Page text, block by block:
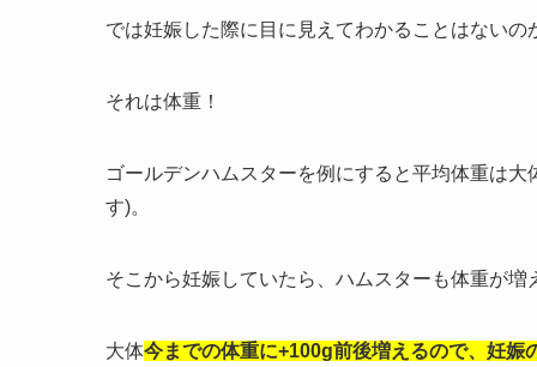
では妊娠した際に目に見えてわかることはない
それは体重！
ゴールデンハムスターを例にすると平均体重は
す)。
そこから妊娠していたら、ハムスターも体重が増
大体今までの体重に+100g前後増えるので、妊娠